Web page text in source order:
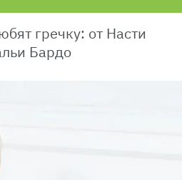
гречку: от Насти
Бардо